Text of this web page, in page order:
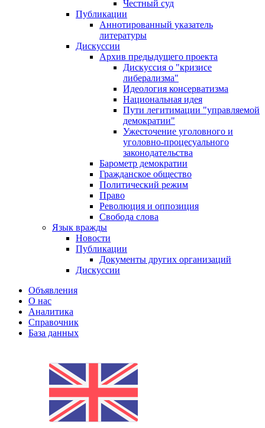
Честный суд
Публикации
Аннотированный указатель
литературы
Дискуссии
Архив предыдущего проекта
Дискуссия о "кризисе
либерализма"
Идеология консерватизма
Национальная идея
Пути легитимации "управляемой
демократии"
Ужесточение уголовного и
уголовно-процесуального
законодательства
Барометр демократии
Гражданское общество
Политический режим
Право
Революция и оппозиция
Свобода слова
Язык вражды
Новости
Публикации
Документы других организаций
Дискуссии
Объявления
О нас
Аналитика
Справочник
База данных